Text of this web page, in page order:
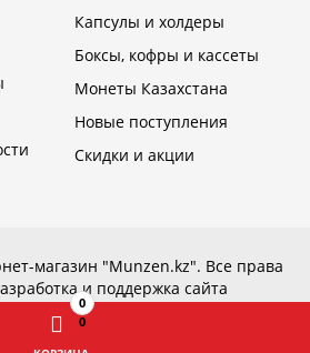
0
0
Капсулы и холдеры
Боксы, кофры и кассеты
Монеты Казахстана
Новые поступления
Скидки и акции
магазин "Munzen.kz". Все права
и поддержка сайта